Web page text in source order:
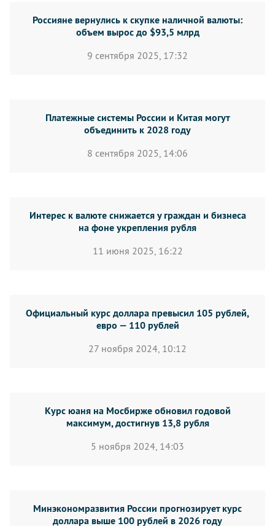
Россияне вернулись к скупке наличной валюты:
объем вырос до $93,5 млрд
9 сентября 2025, 17:32
Платежные системы России и Китая могут
объединить к 2028 году
8 сентября 2025, 14:06
Интерес к валюте снижается у граждан и бизнеса
на фоне укрепления рубля
11 июня 2025, 16:22
Официальный курс доллара превысил 105 рублей,
евро — 110 рублей
27 ноября 2024, 10:12
Курс юаня на Мосбирже обновил годовой
максимум, достигнув 13,8 рубля
5 ноября 2024, 14:03
Минэкономразвития России прогнозирует курс
доллара выше 100 рублей в 2026 году